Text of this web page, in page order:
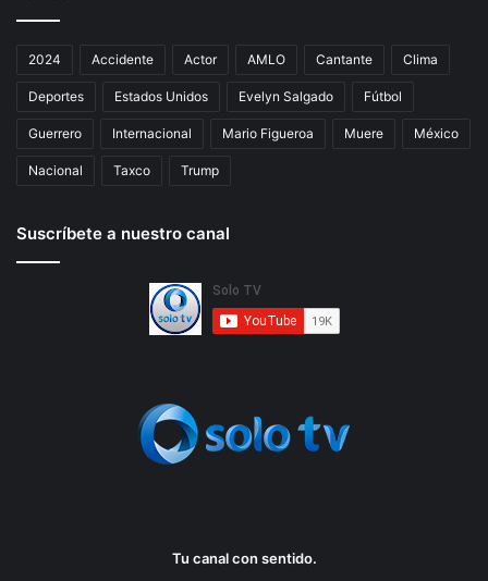
2024 Accidente Actor AMLO Cantante Clima
Deportes Estados Unidos Evelyn Salgado Fútbol
Guerrero Internacional Mario Figueroa Muere México
Nacional Taxco Trump
Suscríbete a nuestro canal
Tu canal con sentido.